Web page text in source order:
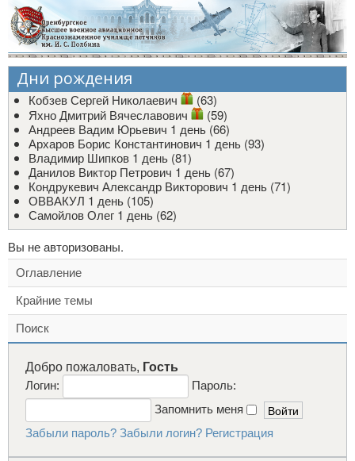
Дни рождения
Кобзев Сергей Николаевич
(63)
Яхно Дмитрий Вячеславович
(59)
Андреев Вадим Юрьевич 1 день (66)
Архаров Борис Константинович 1 день (93)
Владимир Шипков 1 день (81)
Данилов Виктор Петрович 1 день (67)
Кондрукевич Александр Викторович 1 день (71)
ОВВАКУЛ 1 день (105)
Самойлов Олег 1 день (62)
Вы не авторизованы.
Оглавление
Крайние темы
Поиск
Добро пожаловать, Гость
Логин:
Пароль:
Запомнить меня
Забыли пароль? Забыли логин? Регистрация